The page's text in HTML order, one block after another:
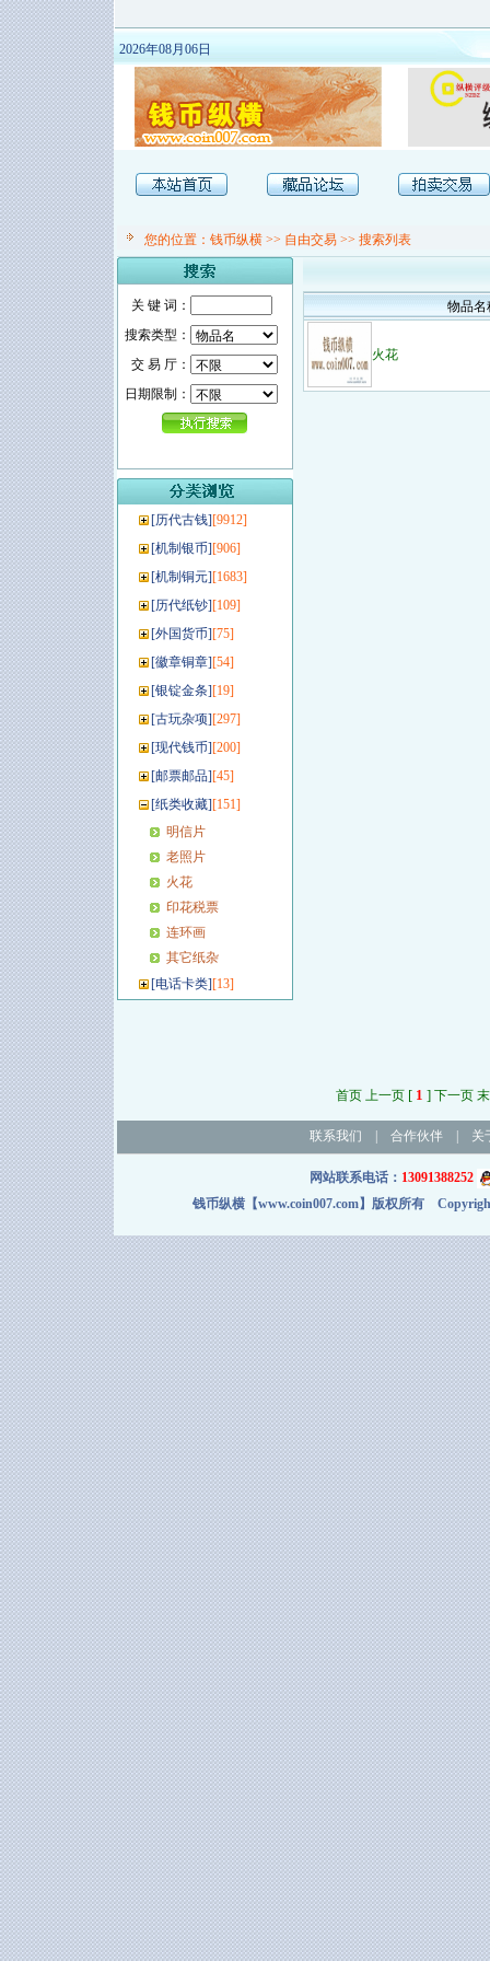
2026年08月06日
您的位置： 钱币纵横>> 自由交易>> 搜索列表
关 键 词：
搜索类型：
交 易 厅：
日期限制：
[历代古钱][9912]
[机制银币][906]
[机制铜元][1683]
[历代纸钞][109]
[外国货币][75]
[徽章铜章][54]
[银锭金条][19]
[古玩杂项][297]
[现代钱币][200]
[邮票邮品][45]
[纸类收藏][151]
明信片
老照片
火花
印花税票
连环画
其它纸杂
[电话卡类][13]
物品名
火花
首页 上一页 [ 1 ] 下一页
联系我们 合作伙伴| 关
网站联系电话： 13091388252
钱币纵横【www.coin007.com】版权所有